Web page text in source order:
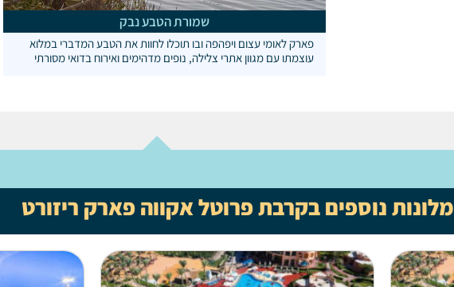
שמורת הטבע נבק
פארק לאומי עצום ויפהפה ובו תוכלו לחוות את הטבע המדברי במלוא
עוצמתו עם מגוון אתרי צלילה, נופים מדהימים ואירוח בדואי מסורתי
מלונות נוספים בקרבת פרוטל אקווה פארק ריזורט